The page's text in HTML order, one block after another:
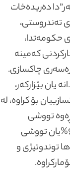
دەریدەخات
تەندروستی،
حکومەتدا،
کەمینە
چاکسازی.
یان بێزارکەر،
بۆ کراوە، لە
تووشی
ئازاردانی زارەکی و دەروونی بوون و زیاتر لە ۶۰%یان تووشی
توندوتیژی و